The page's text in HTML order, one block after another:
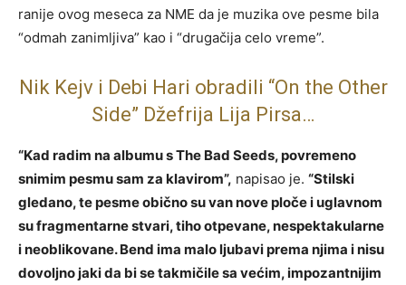
ranije ovog meseca za NME da je muzika ove pesme bila
“odmah zanimljiva” kao i “drugačija celo vreme”.
Nik Kejv i Debi Hari obradili “On the Other
Side” Džefrija Lija Pirsa…
“Kad radim na albumu s The Bad Seeds, povremeno
snimim pesmu sam za klavirom”, napisao je. “Stilski
gledano, te pesme obično su van nove ploče i uglavnom
su fragmentarne stvari, tiho otpevane, nespektakularne
i neoblikovane. Bend ima malo ljubavi prema njima i nisu
dovoljno jaki da bi se takmičile sa većim, impozantnijim